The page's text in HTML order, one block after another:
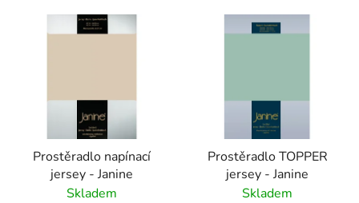
Prostěradlo napínací
jersey - Janine
Skladem
Prostěradlo TOPPER
jersey - Janine
Skladem